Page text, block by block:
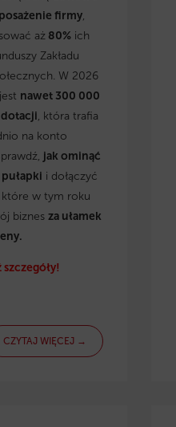
firmy,
aż 80% ich
Zakładu
W 2026
nawet 300 000
dotacji, która trafia
na konto
jak ominąć
i dołączyć
w tym roku
biznes za ułamek
CZYTAJ WIĘCEJ →